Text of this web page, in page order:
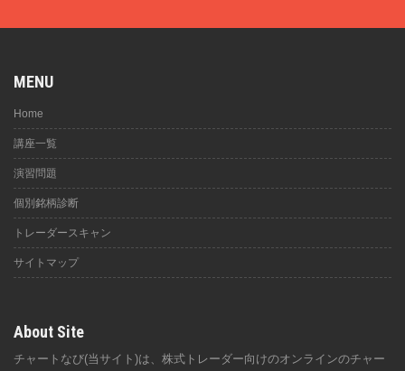
MENU
Home
講座一覧
演習問題
個別銘柄診断
トレーダースキャン
サイトマップ
About Site
チャートなび(当サイト)は、株式トレーダー向けのオンラインのチャー